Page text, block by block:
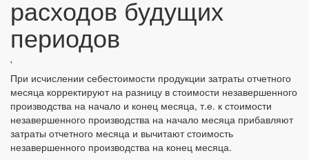
расходов будущих
периодов
'
При исчислении себестоимости продукции затраты отчетного
месяца корректируют на разницу в стоимости незавершенного
производства на начало и конец месяца, т.е. к стоимости
незавершенного производства на начало месяца прибавляют
затраты отчетного месяца и вычитают стоимость
незавершенного производства на конец месяца.